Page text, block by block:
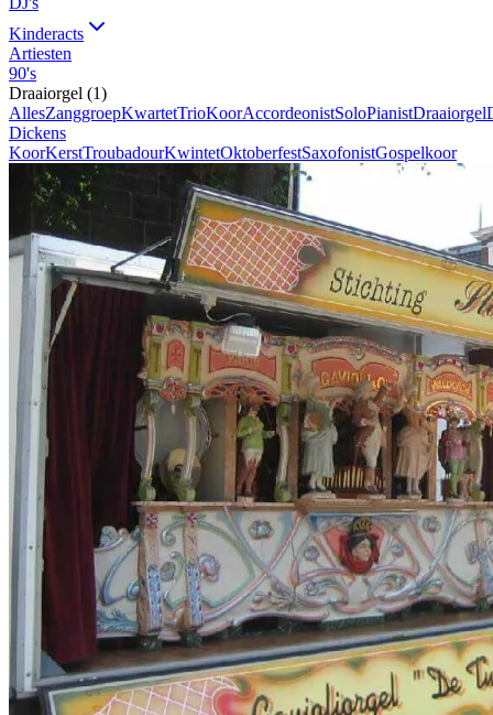
Kinderacts
Artiesten
90's
Draaiorgel (1)
AllesZanggroepKwartetTrioKoorAccordeonistSoloPianistDraaiorgel
Dickens
KoorKerstTroubadourKwintetOktoberfestSaxofonistGospelkoor